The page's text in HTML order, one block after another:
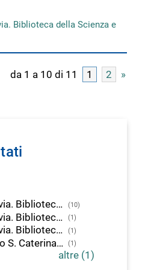
Biblioteca della Scienza e
da 1 a 10 di 11 1 2 »
Università Pavia. Biblioteca della Scienza e della Tecnica
(10)
Università Pavia. Biblioteca di Area Medica "Adolfo Ferrata" (1)
Università Pavia. Biblioteca delle Scienze (1)
Pavia. Collegio S. Caterina da Siena (1)
altre (1)